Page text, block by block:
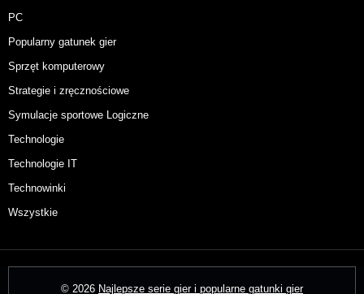
PC
Popularny gatunek gier
Sprzęt komputerowy
Strategie i zręcznościowe
Symulacje sportowe Logiczne
Technologie
Technologie IT
Technowinki
Wszystkie
© 2026 Najlepsze serie gier i popularne gatunki gier